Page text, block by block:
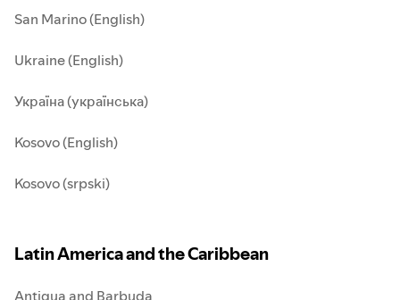
San Marino (English)
Ukraine (English)
Україна (українська)
Kosovo (English)
Kosovo (srpski)
Latin America and the Caribbean
Antigua and Barbuda